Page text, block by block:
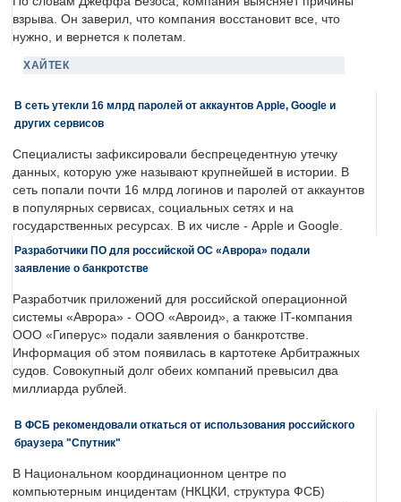
взрыва. Он заверил, что компания восстановит все, что
нужно, и вернется к полетам.
ХАЙТЕК
В сеть утекли 16 млрд паролей от аккаунтов Apple, Google и
других сервисов
Специалисты зафиксировали беспрецедентную утечку
данных, которую уже называют крупнейшей в истории. В
сеть попали почти 16 млрд логинов и паролей от аккаунтов
в популярных сервисах, социальных сетях и на
государственных ресурсах. В их числе - Apple и Google.
Разработчики ПО для российской ОС «Аврора» подали
заявление о банкротстве
Разработчик приложений для российской операционной
системы «Аврора» - ООО «Авроид», а также IT-компания
ООО «Гиперус» подали заявления о банкротстве.
Информация об этом появилась в картотеке Арбитражных
судов. Совокупный долг обеих компаний превысил два
миллиарда рублей.
В ФСБ рекомендовали откаться от использования российского
браузера "Спутник"
В Национальном координационном центре по
компьютерным инцидентам (НКЦКИ, структура ФСБ)